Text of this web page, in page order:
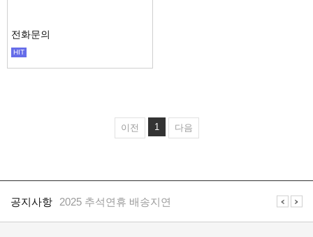
전화문의
HIT
이전 1 다음
지
2025 추석연휴 배송지연
공지사항 2025 추석연휴 배송지연